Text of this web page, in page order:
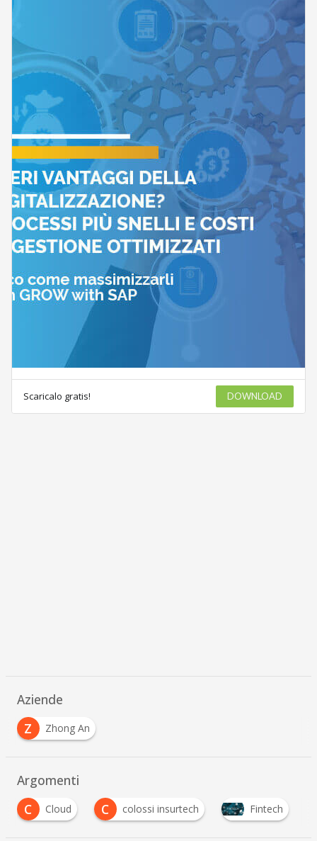
Scaricalo gratis! DOWNLOAD
Aziende
Z
Zhong An
Argomenti
Cloud C colossi insurtech Fintech I